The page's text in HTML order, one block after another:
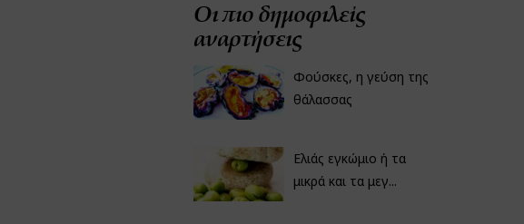
Οι πιο δημοφιλείς
αναρτήσεις
Φούσκες, η γεύση της
θάλασσας
Ελιάς εγκώμιο ή τα
μικρά και τα μεγ...